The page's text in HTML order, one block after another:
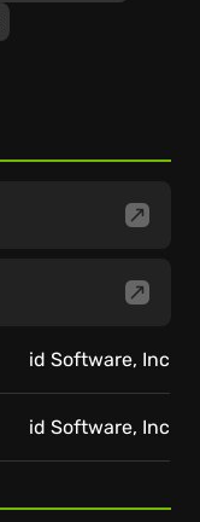
id Software, Inc
id Software, Inc